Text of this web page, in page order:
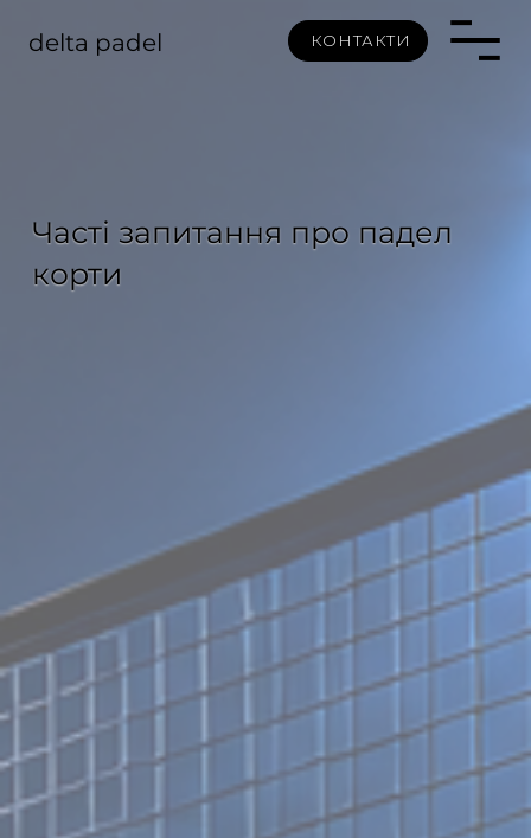
delta padel КОНТАКТИ
Часті запитання про падел
корти